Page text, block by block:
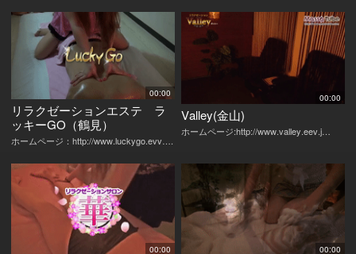
00:00
リラクゼーションエステ ラ
ッキーGO（鶴見）
ホームページ：http://www.luckygo.evv….
00:00
Valley(金山)
ホームページ:http://www.valley.eev.j…
00:00 00:00